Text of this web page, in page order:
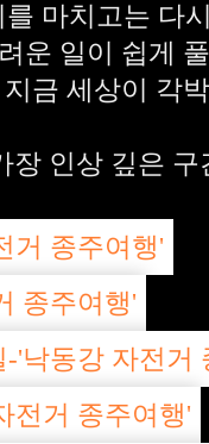
마치고는 다
운 일이 쉽게
금 세상이 각
장 인상 깊은 구